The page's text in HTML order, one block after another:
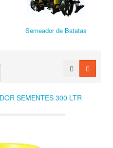
Semeador de Batatas
SEMENTES 300 LTR